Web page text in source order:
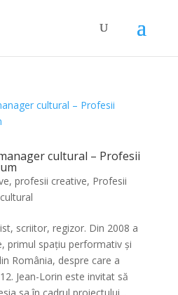
cultural – Profesii
, profesii creative, Profesii
scriitor, regizor. Din 2008 a
primul spațiu performativ și
România, despre care a
Jean-Lorin este invitat să